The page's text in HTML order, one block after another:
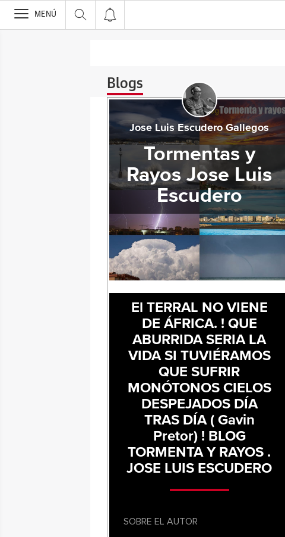
>
MENÚ
Blogs
Jose Luis Escudero Gallegos
Tormentas y
Rayos Jose Luis
Escudero
El TERRAL NO VIENE
DE ÁFRICA. ! QUE
ABURRIDA SERIA LA
VIDA SI TUVIÉRAMOS
QUE SUFRIR
MONÓTONOS CIELOS
DESPEJADOS DÍA
TRAS DÍA ( Gavin
Pretor) ! BLOG
TORMENTA Y RAYOS .
JOSE LUIS ESCUDERO
SOBRE EL AUTOR